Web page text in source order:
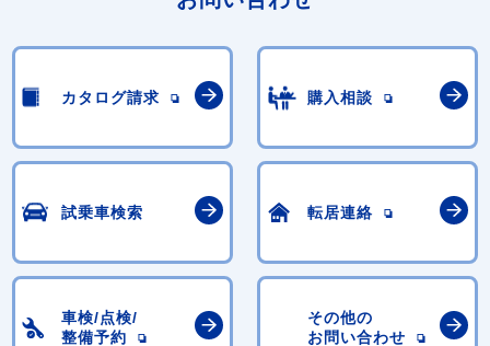
カタログ請求 購入相談
試乗車検索 転居連絡
車検/点検/
整備予約
その他の
お問い合わせ